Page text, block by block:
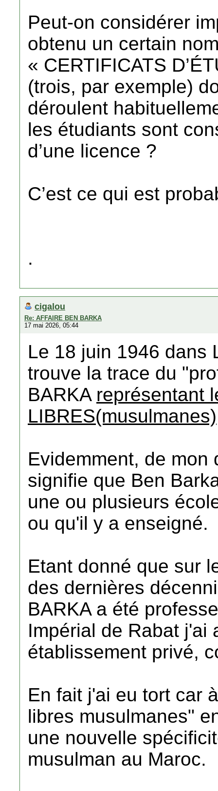
Peut-on considérer
obtenu un certain
« CERTIFICATS
(trois, par exemple)
déroulent
les étudiants sont
d’une licence ?
C’est ce qui est
.
cigalou
Re: AFFAIRE BEN BARKA
17 mai 2026, 05:44
Le 18 juin 1946 dans
trouve la trace du
BARKA représentant
LIBRES(musulmanes)
Evidemment, de
signifie que Ben
une ou plusieurs
ou qu'il y a enseigné.
Etant donné que sur
des dernières
BARKA a été
Impérial de Rabat j'ai
établissement privé,
En fait j'ai eu tort car
libres musulmanes"
une nouvelle
musulman au Maroc.